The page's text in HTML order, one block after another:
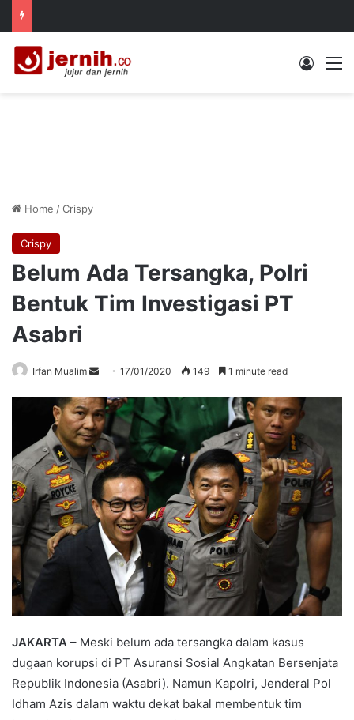
Log In
Home /Crispy
Crispy
Belum Ada Tersangka, Polri
Bentuk Tim Investigasi PT
Asabri
Irfan Mualim
Send
email
17/01/2020 149 1 minute read
JAKARTA – Meski belum ada tersangka dalam kasus
dugaan korupsi di PT Asuransi Sosial Angkatan Bersenjata
Republik Indonesia (Asabri). Namun Kapolri, Jenderal Pol
Idham Azis dalam waktu dekat bakal membentuk tim